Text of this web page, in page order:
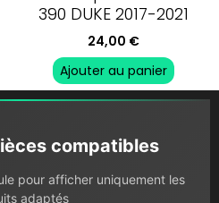
390 DUKE 2017-2021
24,00 €
Ajouter au panier
compatibles
pour afficher uniquement les
adaptés